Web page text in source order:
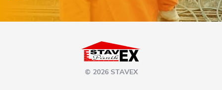
© 2026 STAVEX